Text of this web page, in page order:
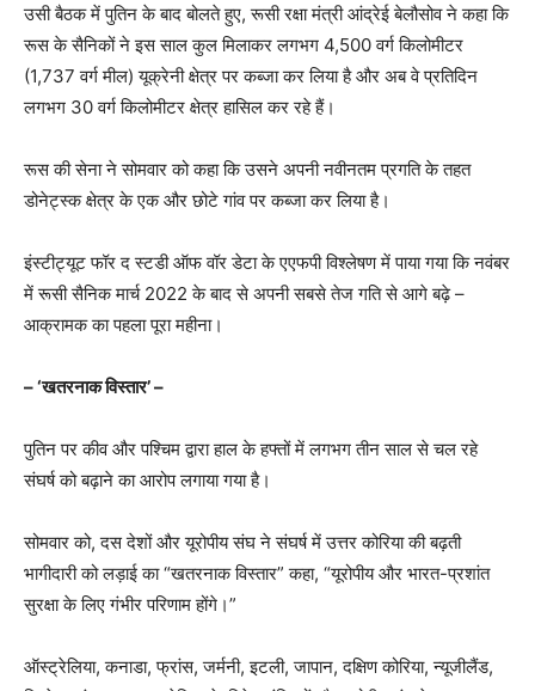
उसी बैठक में पुतिन के बाद बोलते हुए, रूसी रक्षा मंत्री आंद्रेई बेलौसोव ने कहा कि
रूस के सैनिकों ने इस साल कुल मिलाकर लगभग 4,500 वर्ग किलोमीटर
(1,737 वर्ग मील) यूक्रेनी क्षेत्र पर कब्जा कर लिया है और अब वे प्रतिदिन
लगभग 30 वर्ग किलोमीटर क्षेत्र हासिल कर रहे हैं।
रूस की सेना ने सोमवार को कहा कि उसने अपनी नवीनतम प्रगति के तहत
डोनेट्स्क क्षेत्र के एक और छोटे गांव पर कब्जा कर लिया है।
इंस्टीट्यूट फॉर द स्टडी ऑफ वॉर डेटा के एएफपी विश्लेषण में पाया गया कि नवंबर
में रूसी सैनिक मार्च 2022 के बाद से अपनी सबसे तेज गति से आगे बढ़े –
आक्रामक का पहला पूरा महीना।
– ‘खतरनाक विस्तार’ –
पुतिन पर कीव और पश्चिम द्वारा हाल के हफ्तों में लगभग तीन साल से चल रहे
संघर्ष को बढ़ाने का आरोप लगाया गया है।
सोमवार को, दस देशों और यूरोपीय संघ ने संघर्ष में उत्तर कोरिया की बढ़ती
भागीदारी को लड़ाई का “खतरनाक विस्तार” कहा, “यूरोपीय और भारत-प्रशांत
सुरक्षा के लिए गंभीर परिणाम होंगे।”
ऑस्ट्रेलिया, कनाडा, फ्रांस, जर्मनी, इटली, जापान, दक्षिण कोरिया, न्यूजीलैंड,